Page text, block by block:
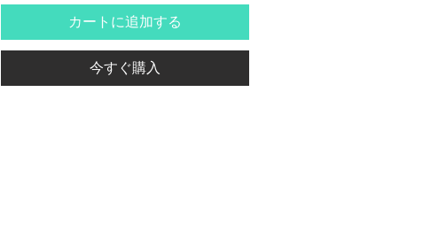
Japan
Akita/ 秋田県
Alcohol Percentage
カートに追加する
今すぐ購入